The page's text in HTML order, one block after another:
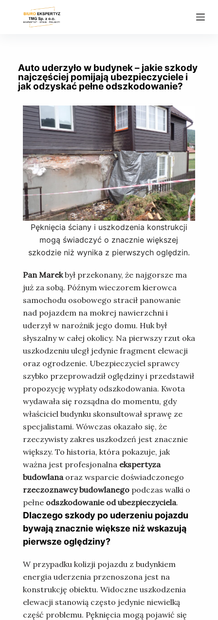
Auto uderzyło w budynek – jakie szkody
najczęściej pomijają ubezpieczyciele i
jak odzyskać pełne odszkodowanie?
Pęknięcia ściany i uszkodzenia konstrukcji
mogą świadczyć o znacznie większej
szkodzie niż wynika z pierwszych oględzin.
Pan Marekbył przekonany, że najgorsze ma
już za sobą. Późnym wieczorem kierowca
samochodu osobowego stracił panowanie
nad pojazdem na mokrej nawierzchni i
uderzył w narożnik jego domu. Huk był
słyszalny w całej okolicy. Na pierwszy rzut oka
uszkodzeniu uległ jedynie fragment elewacji
oraz ogrodzenie. Ubezpieczyciel sprawcy
szybko przeprowadził oględziny i przedstawił
propozycję wypłaty odszkodowania. Kwota
wydawała się rozsądna do momentu, gdy
właściciel budynku skonsultował sprawę ze
specjalistami. Wówczas okazało się, że
rzeczywisty zakres uszkodzeń jest znacznie
większy. To historia, która pokazuje, jak
ważna jest profesjonalna ekspertyza
budowlanaoraz wsparcie doświadczonego
rzeczoznawcy budowlanegopodczas walki o
pełne odszkodowanie od ubezpieczyciela.
Dlaczego szkody po uderzeniu pojazdu
bywają znacznie większe niż wskazują
pierwsze oględziny?
W przypadku kolizji pojazdu z budynkiem
energia uderzenia przenoszona jest na
konstrukcję obiektu. Widoczne uszkodzenia
elewacji stanowią często jedynie niewielką
część problemu. Pęknięcia mogą pojawić się